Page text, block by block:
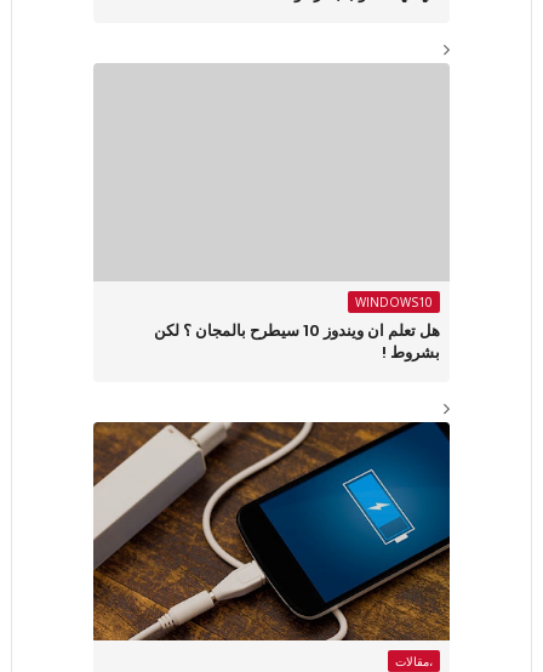
WINDOWS10
هل تعلم ان ويندوز 10 سيطرح بالمجان ؟ لكن
بشروط !
،مقالات